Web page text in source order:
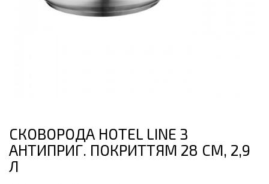
СКОВОРОДА HOTEL LINE З
АНТИПРИГ. ПОКРИТТЯМ 28 СМ, 2,9
Л